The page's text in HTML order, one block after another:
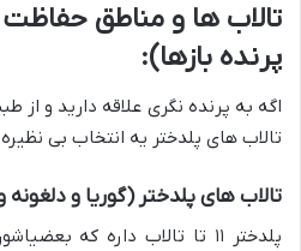
تالاب ها و مناطق
پرنده بازها):
اگه به پرنده نگری علاقه دارید و از
تالاب های پلدختر یه انتخاب بی
تالاب های پلدختر (گوریا و دلغونه
پلدختر ۱۱ تا تالاب داره که